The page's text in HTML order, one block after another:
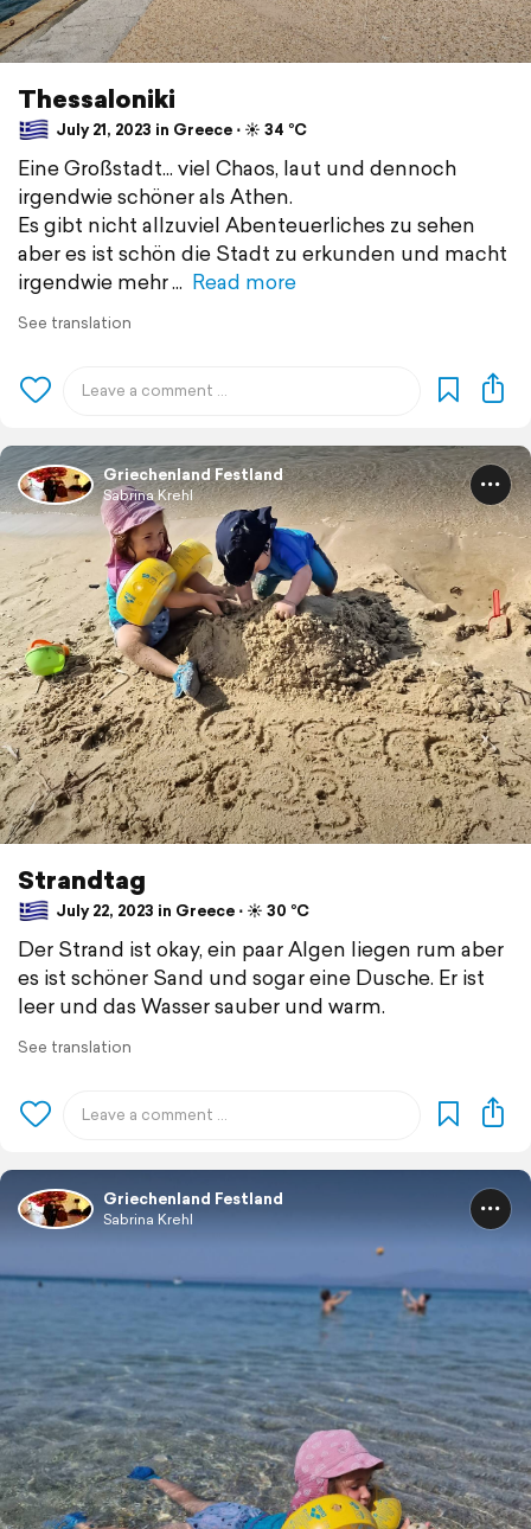
Thessaloniki
July 21, 2023 in Greece ⋅ ☀️ 34 °C
Eine Großstadt... viel Chaos, laut und dennoch
irgendwie schöner als Athen.
Es gibt nicht allzuviel Abenteuerliches zu sehen
aber es ist schön die Stadt zu erkunden und macht
irgendwie mehr
Read more
See translation
Griechenland Festland
Sabrina Krehl
Strandtag
July 22, 2023 in Greece ⋅ ☀️ 30 °C
Der Strand ist okay, ein paar Algen liegen rum aber
es ist schöner Sand und sogar eine Dusche. Er ist
leer und das Wasser sauber und warm.
See translation
Griechenland Festland
Sabrina Krehl